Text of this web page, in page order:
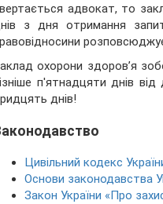
адвокат, то
з дня отримання
охорони здоров’я
п'ятнадцяти днів
днів!
Цивільний кодекс
Основи законодавства
Закон України «Про